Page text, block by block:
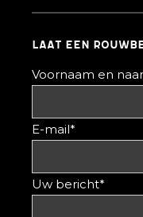
Laat een
Voornaam en
E-mail
Uw bericht